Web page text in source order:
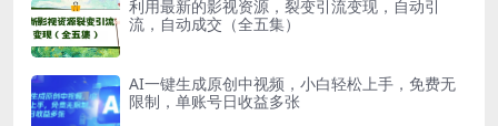
利用最新的影视资源，裂变引流变现，自动引
流，自动成交（全五集）
AI一键生成原创中视频，小白轻松上手，免费无
限制，单账号日收益多张